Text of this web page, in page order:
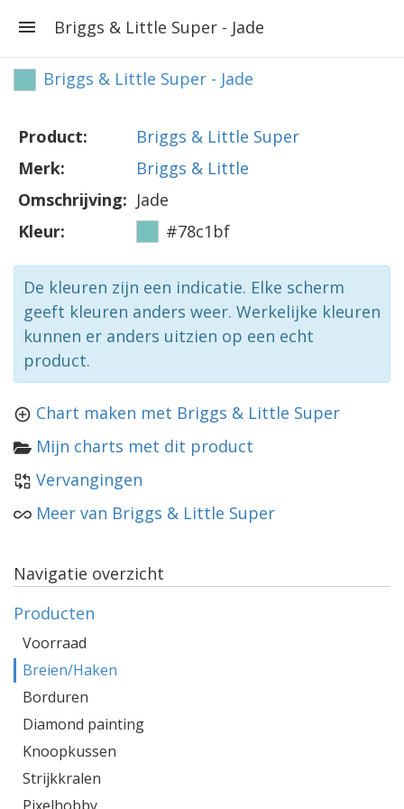
Briggs & Little Super - Jade
Briggs & Little Super - Jade
Product:
Briggs & Little Super
Merk:
Briggs & Little
Omschrijving: Jade
Kleur:
#78c1bf
De kleuren zijn een indicatie. Elke scherm
geeft kleuren anders weer. Werkelijke kleuren
kunnen er anders uitzien op een echt
product.
Chart maken met Briggs & Little Super
Mijn charts met dit product
Vervangingen
Meer van Briggs & Little Super
Navigatie overzicht
Producten
Voorraad
Breien/Haken
Borduren
Diamond painting
Knoopkussen
Strijkkralen